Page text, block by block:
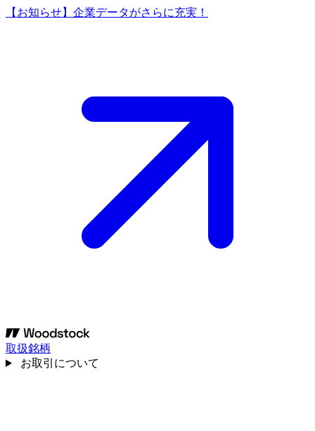
【お知らせ】企業データがさらに充実！
取扱銘柄
お取引について